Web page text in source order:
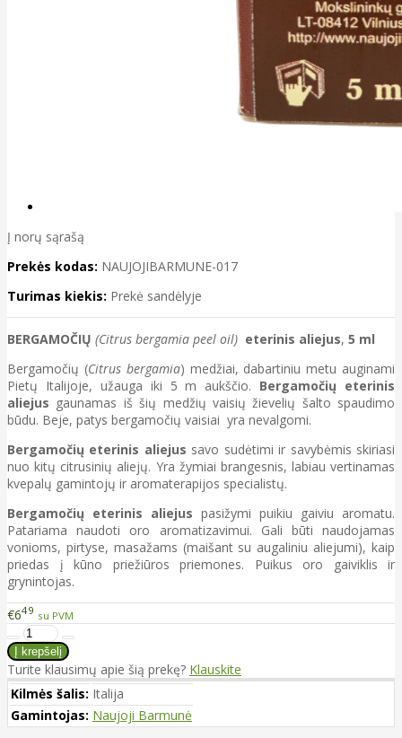
Į norų sąrašą
Prekės kodas: NAUJOJIBARMUNE-017
Turimas kiekis: Prekė sandėlyje
BERGAMOČIŲ (Citrus bergamia peel oil) eterinis aliejus, 5 ml
Bergamočių (Citrus bergamia) medžiai, dabartiniu metu auginami
Pietų Italijoje, užauga iki 5 m aukščio. Bergamočių eterinis
aliejus gaunamas iš šių medžių vaisių žievelių šalto spaudimo
būdu. Beje, patys bergamočių vaisiai yra nevalgomi.
Bergamočių eterinis aliejus savo sudėtimi ir savybėmis skiriasi
nuo kitų citrusinių aliejų. Yra žymiai brangesnis, labiau vertinamas
kvepalų gamintojų ir aromaterapijos specialistų.
Bergamočių eterinis aliejus pasižymi puikiu gaiviu aromatu.
Patariama naudoti oro aromatizavimui. Gali būti naudojamas
vonioms, pirtyse, masažams (maišant su augaliniu aliejumi), kaip
priedas į kūno priežiūros priemones. Puikus oro gaiviklis ir
grynintojas.
€649 su PVM
Turite klausimų apie šią prekę? Klauskite
Kilmės šalis: Italija
Gamintojas: Naujoji Barmunė